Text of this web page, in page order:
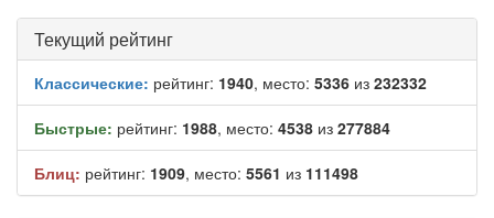
Текущий рейтинг
Классические: рейтинг: 1940, место: 5336 из 232332
Быстрые: рейтинг: 1988, место: 4538 из 277884
Блиц: рейтинг: 1909, место: 5561 из 111498